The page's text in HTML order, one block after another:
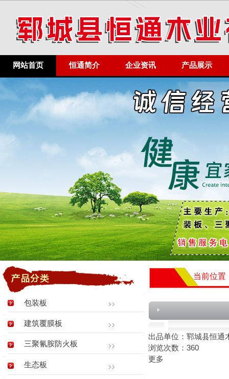
网站首页 恒通简介 企业资讯 产品展示
包装板
建筑覆膜板
三聚氰胺防火板
生态板
当前位置
出品单位：郓城县恒通
浏览次数：360
更多